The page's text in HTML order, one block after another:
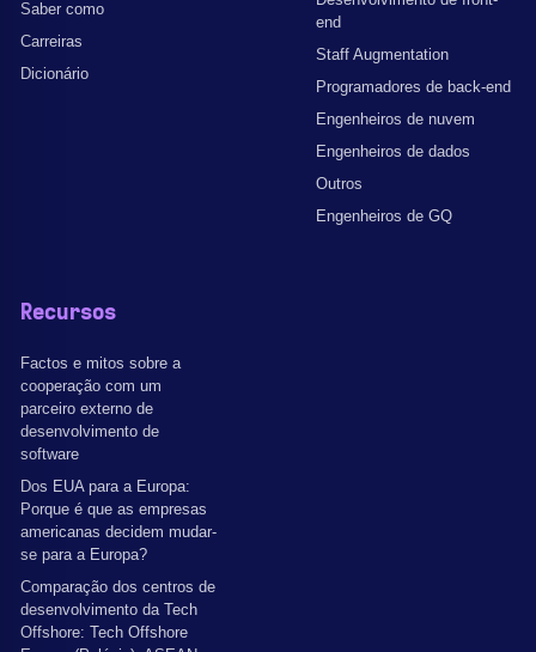
Saber como
Carreiras
Dicionário
end
Staff Augmentation
Programadores de back-end
Engenheiros de nuvem
Engenheiros de dados
Outros
Engenheiros de GQ
Recursos
Factos e mitos sobre a
cooperação com um
parceiro externo de
desenvolvimento de
software
Dos EUA para a Europa:
Porque é que as empresas
americanas decidem mudar-
se para a Europa?
Comparação dos centros de
desenvolvimento da Tech
Offshore: Tech Offshore